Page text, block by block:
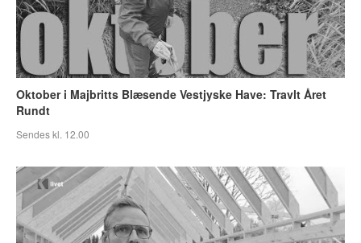
Oktober i Majbritts Blæsende Vestjyske Have: Travlt Året
Rundt
Sendes kl. 12.00